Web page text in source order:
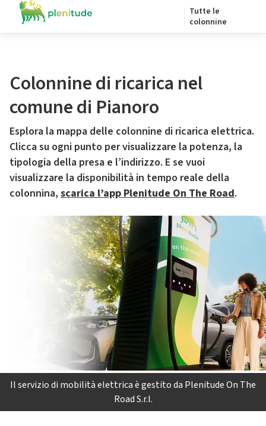
Tutte le
colonnine
Colonnine di ricarica nel
comune di Pianoro
Esplora la mappa delle colonnine di ricarica elettrica.
Clicca su ogni punto per visualizzare la potenza, la
tipologia della presa e l’indirizzo. E se vuoi
visualizzare la disponibilità in tempo reale della
colonnina, scarica l’app Plenitude On The Road.
Il servizio di mobilità elettrica è gestito da Plenitude On The
Road S.r.l.